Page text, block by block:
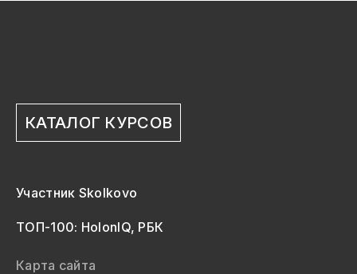
КАТАЛОГ КУРСОВ
Участник Skolkovo
ТОП-100: HolonIQ, РБК
Карта сайта